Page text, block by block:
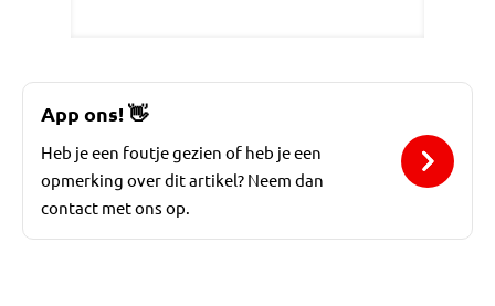
App ons!👋
Heb je een foutje gezien of heb je een
opmerking over dit artikel? Neem dan
contact met ons op.